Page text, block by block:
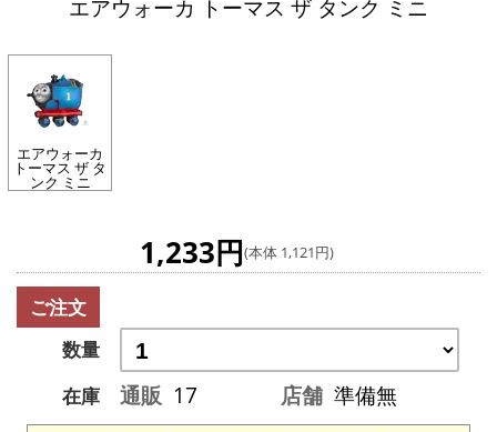
エアウォーカ トーマス ザ タンク ミニ
エアウォーカ
トーマス ザ タ
ンク ミニ
1,233円(本体 1,121円)
ご注文
数量
在庫
通販 17 店舗 準備無